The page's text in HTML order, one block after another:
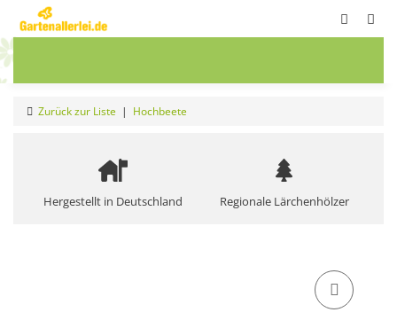
Zurück zur Liste Hochbeete
Hergestellt in Deutschland Regionale Lärchenhölzer